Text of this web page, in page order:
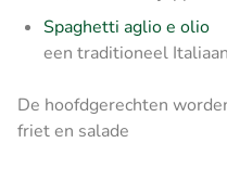
Spaghetti aglio e olio
een traditioneel
De hoofdgerechten
friet en salade